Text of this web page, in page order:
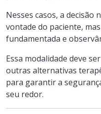
Nesses casos, a decisão
vontade do paciente,
fundamentada e
Essa modalidade deve
outras alternativas
para garantir a
seu redor.